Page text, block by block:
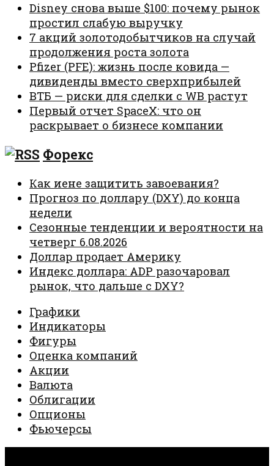
Disney снова выше $100: почему рынок
простил слабую выручку
7 акций золотодобытчиков на случай
продолжения роста золота
Pfizer (PFE): жизнь после ковида —
дивиденды вместо сверхприбылей
ВТБ — риски для сделки с WB растут
Первый отчет SpaceX: что он
раскрывает о бизнесе компании
Форекс
Как иене защитить завоевания?
Прогноз по доллару (DXY) до конца
недели
Сезонные тенденции и вероятности на
четверг 6.08.2026
Доллар продает Америку
Индекс доллара: ADP разочаровал
рынок, что дальше с DXY?
Графики
Индикаторы
Фигуры
Оценка компаний
Акции
Валюта
Облигации
Опционы
Фьючерсы